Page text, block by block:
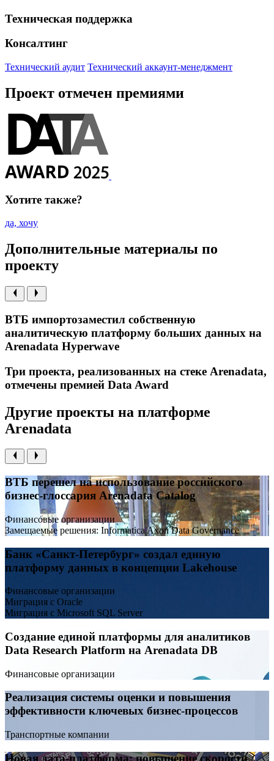
Техническая поддержка
Консалтинг
Технический аудит Технический аккаунт-менеджмент
Проект отмечен премиями
Хотите также?
да, хочу
Дополнительные материалы по
проекту
ВТБ импортозаместил собственную
аналитическую платформу больших данных на
Arenadata Hyperwave
Три проекта, реализованных на стеке Arenadata,
отмечены премией Data Award
Другие проекты на платформе
Arenadata
ВТБ перешел на использование российского
бизнес-глоссария Arenadata Catalog
Финансовые организации
Замещаемые решения: Informatica Axon Data Governance
Банк «Санкт-Петербург» создал единую
платформу данных в концепции Lakehouse
Финансовые организации
Миграция с Oracle
Миграция с Microsoft SQL Server
Создание единой платформы для аналитиков
Data Research Platform на Arenadata DB
Финансовые организации
Реализация системы оценки и повышения
эффективности ключевых бизнес-процессов
Транспортные компании
Новая дата-платформа: повышение скорости